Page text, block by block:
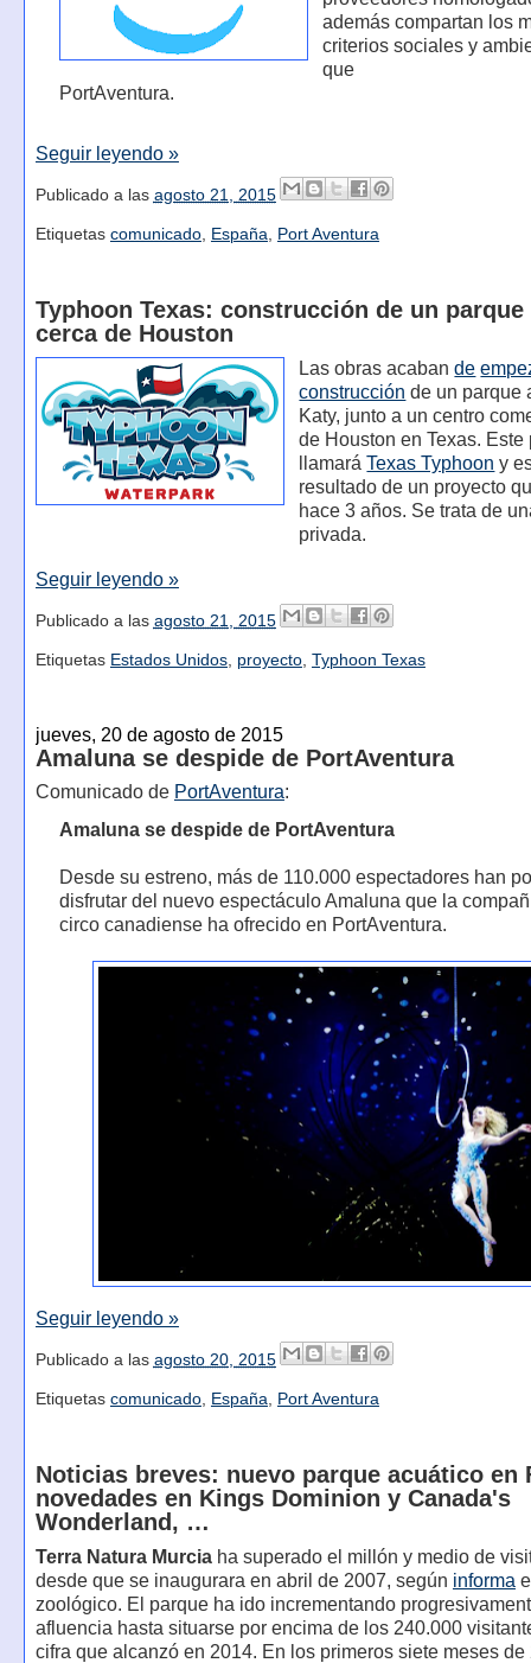
además compartan los
criterios sociales y
que
PortAventura.
Seguir leyendo »
Publicado a las agosto 21, 2015
Etiquetas comunicado, España Port Aventura
Typhoon Texas: construcción de un
cerca de Houston
Las obras acabande
construcción de un parque
Katy, junto a un centro
de Houston en Texas. Este
llamaráTexas Typhoon y
resultado de un proyecto
hace 3 años. Se trata de
privada.
Seguir leyendo »
Publicado a las agosto 21, 2015
Etiquetas Estados Unidos, proyecto, Typhoon Texas
jueves, 20 de agosto de 2015
Amaluna se despide de PortAventura
Comunicado de PortAventura:
Amaluna se despide de PortAventura
Desde su estreno, más de 110.000 espectadores han
disfrutar del nuevo espectáculo Amaluna que la
circo canadiense ha ofrecido en PortAventura.
Seguir leyendo »
Publicado a las agosto 20, 2015
Etiquetas comunicado, España Port Aventura
Noticias breves: nuevo parque acuático en
novedades en Kings Dominion y Canada's
Wonderland, …
Terra Natura Murciaha superado el millón y medio de
desde que se inaugurara en abril de 2007, según informa
zoológico. El parque ha ido incrementando
afluencia hasta situarse por encima de los 240.000
cifra que alcanzó en 2014. En los primeros siete meses de